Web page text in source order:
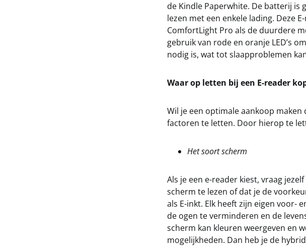
de Kindle Paperwhite. De batterij is
lezen met een enkele lading. Deze
ComfortLight Pro als de duurdere
gebruik van rode en oranje LED’s
nodig is, wat tot slaapproblemen
Waar op letten bij een E-reader
Wil je een optimale aankoop
factoren te letten. Door hierop te
Het soort scherm
Als je een e-reader kiest, vraag
scherm te lezen of dat je de
als E-inkt. Elk heeft zijn eigen voor-
de ogen te verminderen en de
scherm kan kleuren weergeven en
mogelijkheden. Dan heb je de